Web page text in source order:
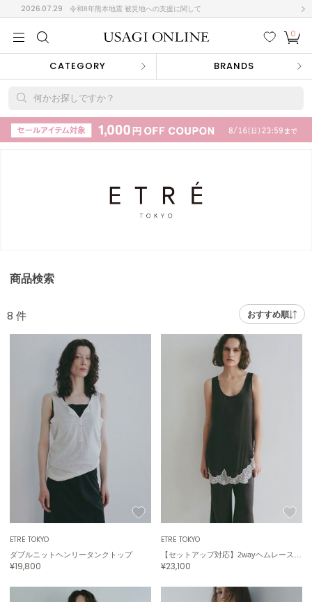
2026.07.29 令和8年熊本地震 被災地への支援に関して
検索
お気
カー
0
CATEGORY BRANDS
何かお探しですか？
KIDSBABYBEAUTYLIFE STYLE
(3074)
ョン雑貨 (861)
/ランジェリー (127)
ェア (121)
KIDSBABYBEAUTYLIFE STYLE
B C D E F G
S T U
その
ACYM
adidas
adidas by Stella McCartney
アディダス バイ ステラマッカートニー
ALLISON BROWN
アリソンブラウン
amabro
Ame no chi Hare
アメノチハレ
ánuans
アニュアンス
商品検索
8 件 おすすめ順
ETRÉ TOKYO
ダブルニットヘンリータンクトップ
¥19,800
ETRÉ TOKYO
¥23,100